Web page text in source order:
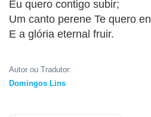
APP
WINDOWS
Eu quero contigo subir;
Um canto perene Te quero
E a glória eternal fruir.
Autor ou Tradutor:
Domingos Lins